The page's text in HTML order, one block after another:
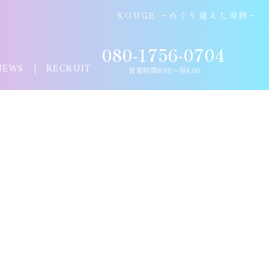
ROUGE ~めぐり逢えた奇跡~
RECRUIT
080-1756-0704
営業時間8:00〜翌4:00